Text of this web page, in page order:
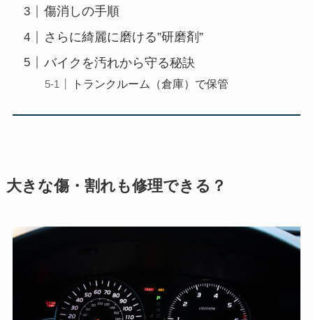
傷消しの手順
さらに綺麗に磨ける”研磨剤”
バイクを汚れから守る秘訣
トランクルーム（倉庫）で保管
大きな傷・割れも修理できる？